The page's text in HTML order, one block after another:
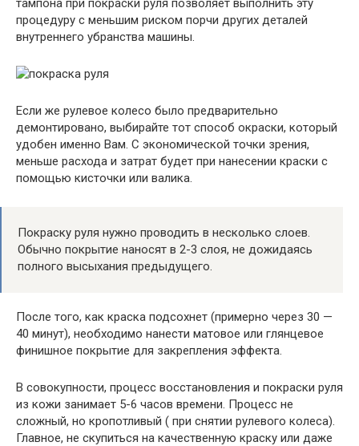
тампона при покраски руля позволяет выполнить эту
процедуру с меньшим риском порчи других деталей
внутреннего убранства машины.
Если же рулевое колесо было предварительно
демонтировано, выбирайте тот способ окраски, который
удобен именно Вам. С экономической точки зрения,
меньше расхода и затрат будет при нанесении краски с
помощью кисточки или валика.
Покраску руля нужно проводить в несколько слоев.
Обычно покрытие наносят в 2-3 слоя, не дожидаясь
полного высыхания предыдущего.
После того, как краска подсохнет (примерно через 30 —
40 минут), необходимо нанести матовое или глянцевое
финишное покрытие для закрепления эффекта.
В совокупности, процесс восстановления и покраски руля
из кожи занимает 5-6 часов времени. Процесс не
сложный, но кропотливый ( при снятии рулевого колеса).
Главное, не скупиться на качественную краску или даже